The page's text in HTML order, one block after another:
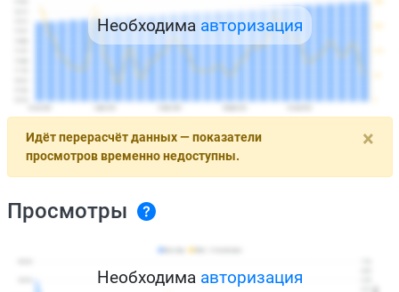
Необходима авторизация
×
Идёт перерасчёт данных — показатели
просмотров временно недоступны.
Просмотры
Необходима авторизация